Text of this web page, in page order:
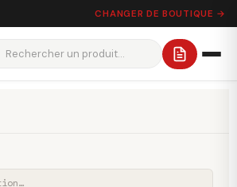
CHANGER DE BOUTIQUE →